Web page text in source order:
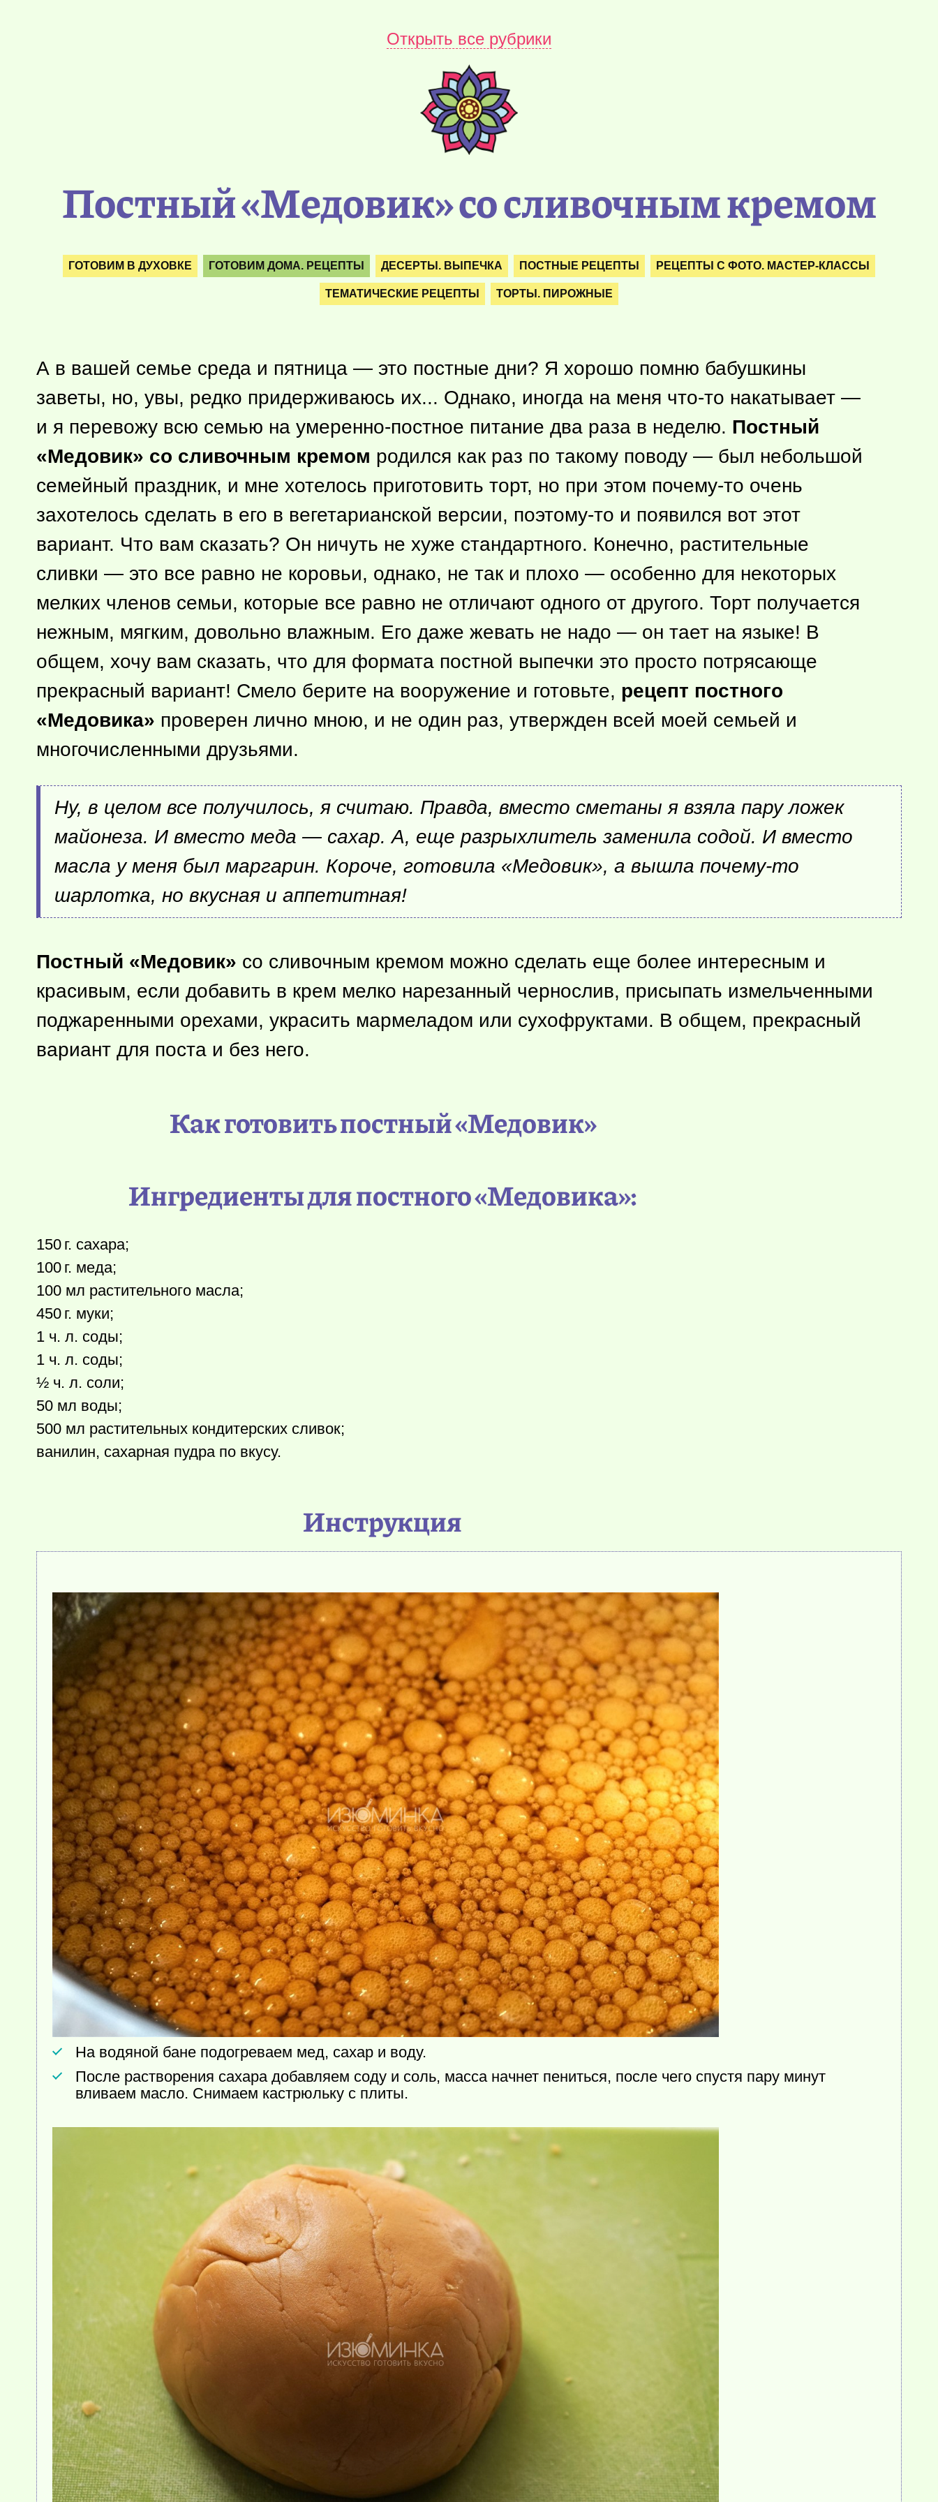
Открыть все рубрики
Постный «Медовик» со сливочным кремом
ГОТОВИМ В ДУХОВКЕ ГОТОВИМ ДОМА. РЕЦЕПТЫ ДЕСЕРТЫ. ВЫПЕЧКА ПОСТНЫЕ РЕЦЕПТЫ РЕЦЕПТЫ С ФОТО. МАСТЕР-КЛАССЫ
ТЕМАТИЧЕСКИЕ РЕЦЕПТЫ ТОРТЫ. ПИРОЖНЫЕ
А в вашей семье среда и пятница — это постные дни? Я хорошо помню бабушкины
заветы, но, увы, редко придерживаюсь их... Однако, иногда на меня что-то накатывает —
и я перевожу всю семью на умеренно-постное питание два раза в неделю. Постный
«Медовик» со сливочным кремом родился как раз по такому поводу — был небольшой
семейный праздник, и мне хотелось приготовить торт, но при этом почему-то очень
захотелось сделать в его в вегетарианской версии, поэтому-то и появился вот этот
вариант. Что вам сказать? Он ничуть не хуже стандартного. Конечно, растительные
сливки — это все равно не коровьи, однако, не так и плохо — особенно для некоторых
мелких членов семьи, которые все равно не отличают одного от другого. Торт получается
нежным, мягким, довольно влажным. Его даже жевать не надо — он тает на языке! В
общем, хочу вам сказать, что для формата постной выпечки это просто потрясающе
прекрасный вариант! Смело берите на вооружение и готовьте, рецепт постного
«Медовика» проверен лично мною, и не один раз, утвержден всей моей семьей и
многочисленными друзьями.
Ну, в целом все получилось, я считаю. Правда, вместо сметаны я взяла пару ложек
майонеза. И вместо меда — сахар. А, еще разрыхлитель заменила содой. И вместо
масла у меня был маргарин. Короче, готовила «Медовик», а вышла почему-то
шарлотка, но вкусная и аппетитная!
Постный «Медовик» со сливочным кремом можно сделать еще более интересным и
красивым, если добавить в крем мелко нарезанный чернослив, присыпать измельченными
поджаренными орехами, украсить мармеладом или сухофруктами. В общем, прекрасный
вариант для поста и без него.
Как готовить постный «Медовик»
Ингредиенты для постного «Медовика»:
150 г. сахара;
100 г. меда;
100 мл растительного масла;
450 г. муки;
1 ч. л. соды;
1 ч. л. соды;
½ ч. л. соли;
50 мл воды;
500 мл растительных кондитерских сливок;
ванилин, сахарная пудра по вкусу.
Инструкция
На водяной бане подогреваем мед, сахар и воду.
После растворения сахара добавляем соду и соль, масса начнет пениться, после чего спустя пару минут
вливаем масло. Снимаем кастрюльку с плиты.